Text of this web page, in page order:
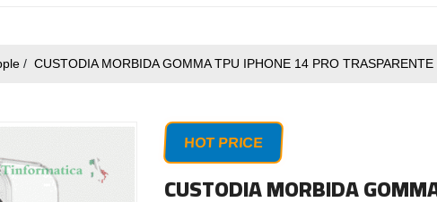
/ CUSTODIA MORBIDA GOMMA TPU IPHONE 14 PRO
HOT PRICE
CUSTODIA MORBIDA